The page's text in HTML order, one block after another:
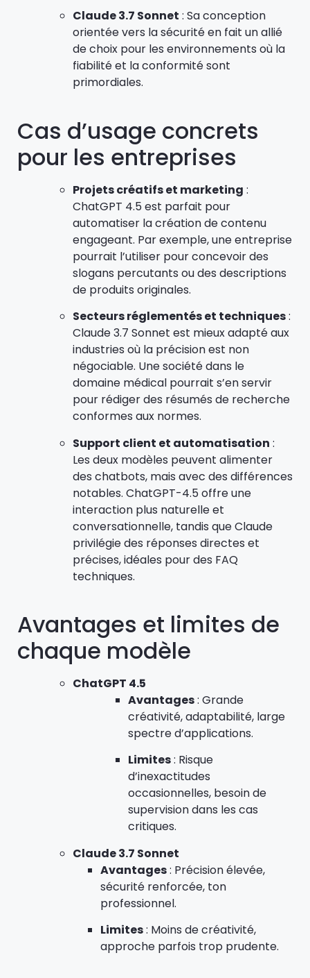
Claude 3.7 Sonnet : Sa conception
orientée vers la sécurité en fait un allié
de choix pour les environnements où la
fiabilité et la conformité sont
primordiales.
Cas d’usage concrets
pour les entreprises
Projets créatifs et marketing :
ChatGPT 4.5 est parfait pour
automatiser la création de contenu
engageant. Par exemple, une entreprise
pourrait l’utiliser pour concevoir des
slogans percutants ou des descriptions
de produits originales.
Secteurs réglementés et techniques:
Claude 3.7 Sonnet est mieux adapté aux
industries où la précision est non
négociable. Une société dans le
domaine médical pourrait s’en servir
pour rédiger des résumés de recherche
conformes aux normes.
Support client et automatisation :
Les deux modèles peuvent alimenter
des chatbots, mais avec des différences
notables. ChatGPT-4.5 offre une
interaction plus naturelle et
conversationnelle, tandis que Claude
privilégie des réponses directes et
précises, idéales pour des FAQ
techniques.
Avantages et limites de
chaque modèle
ChatGPT 4.5
Avantages: Grande
créativité, adaptabilité, large
spectre d’applications.
Limites: Risque
d’inexactitudes
occasionnelles, besoin de
supervision dans les cas
critiques.
Claude 3.7 Sonnet
Avantages: Précision élevée,
sécurité renforcée, ton
professionnel.
Limites: Moins de créativité,
approche parfois trop prudente.